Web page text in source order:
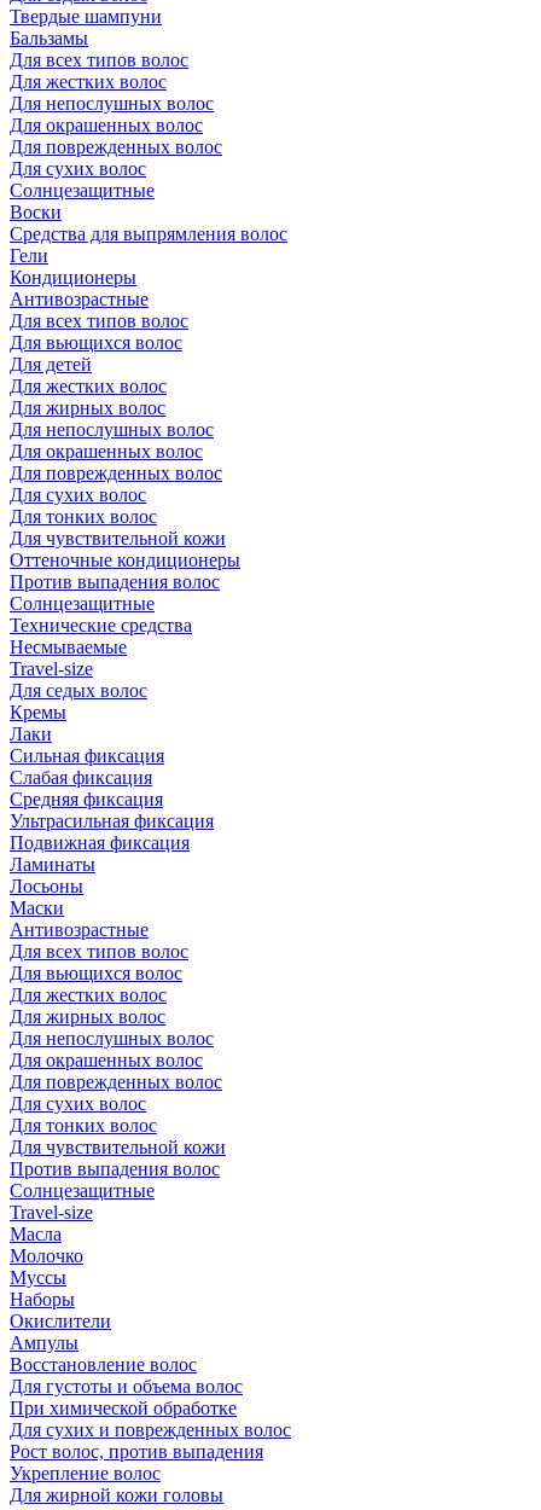
Твердые шампуни
Бальзамы
Для всех типов волос
Для жестких волос
Для непослушных волос
Для окрашенных волос
Для поврежденных волос
Для сухих волос
Солнцезащитные
Воски
Средства для выпрямления волос
Гели
Кондиционеры
Антивозрастные
Для всех типов волос
Для вьющихся волос
Для детей
Для жестких волос
Для жирных волос
Для непослушных волос
Для окрашенных волос
Для поврежденных волос
Для сухих волос
Для тонких волос
Для чувствительной кожи
Оттеночные кондиционеры
Против выпадения волос
Солнцезащитные
Технические средства
Несмываемые
Travel-size
Для седых волос
Кремы
Лаки
Сильная фиксация
Слабая фиксация
Средняя фиксация
Ультрасильная фиксация
Подвижная фиксация
Ламинаты
Лосьоны
Маски
Антивозрастные
Для всех типов волос
Для вьющихся волос
Для жестких волос
Для жирных волос
Для непослушных волос
Для окрашенных волос
Для поврежденных волос
Для сухих волос
Для тонких волос
Для чувствительной кожи
Против выпадения волос
Солнцезащитные
Travel-size
Масла
Молочко
Муссы
Наборы
Окислители
Ампулы
Восстановление волос
Для густоты и объема волос
При химической обработке
Для сухих и поврежденных волос
Рост волос, против выпадения
Укрепление волос
Для жирной кожи головы